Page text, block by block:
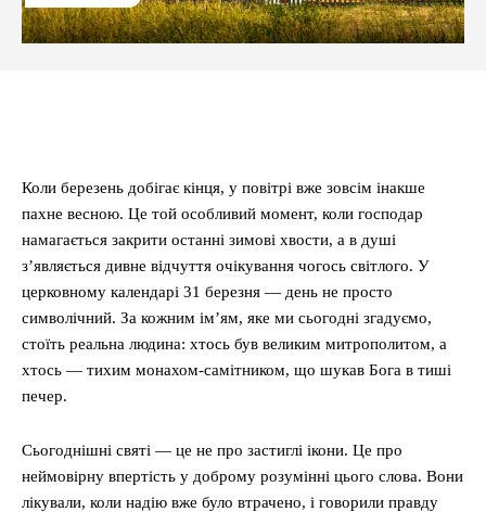
Коли березень добігає кінця, у повітрі вже зовсім інакше
пахне весною. Це той особливий момент, коли господар
намагається закрити останні зимові хвости, а в душі
з’являється дивне відчуття очікування чогось світлого. У
церковному календарі 31 березня — день не просто
символічний. За кожним ім’ям, яке ми сьогодні згадуємо,
стоїть реальна людина: хтось був великим митрополитом, а
хтось — тихим монахом-самітником, що шукав Бога в тиші
печер.
Сьогоднішні святі — це не про застиглі ікони. Це про
неймовірну впертість у доброму розумінні цього слова. Вони
лікували, коли надію вже було втрачено, і говорили правду